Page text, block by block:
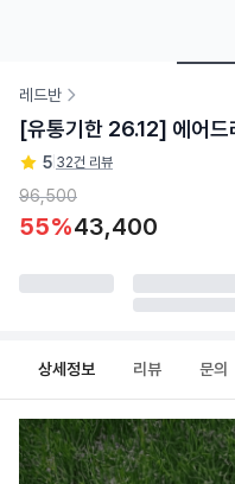
레드반
[유통기한 26.12] 에어
5 32건 리뷰
96,500
55%43,400
상세정보 리뷰 문의